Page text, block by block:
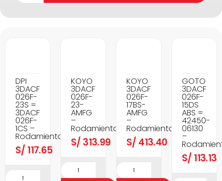
DPI
3DACF
026F-
23S =
3DACF
026F-
1CS –
Rodamientos
S/ 117.65
KOYO
3DACF
026F-
23-
AMFG
–
Rodamientos
S/ 313.99
KOYO
3DACF
026F-
17BS-
AMFG
–
Rodamientos
S/ 413.40
GOTO
3DACF
026F-
15DS
ABS =
42450-
06130
–
S/ 113.13